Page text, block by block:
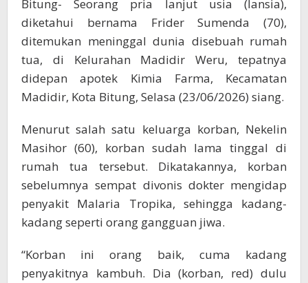
Bitung- Seorang pria lanjut usia (lansia),
diketahui bernama Frider Sumenda (70),
ditemukan meninggal dunia disebuah rumah
tua, di Kelurahan Madidir Weru, tepatnya
didepan apotek Kimia Farma, Kecamatan
Madidir, Kota Bitung, Selasa (23/06/2026) siang.
Menurut salah satu keluarga korban, Nekelin
Masihor (60), korban sudah lama tinggal di
rumah tua tersebut. Dikatakannya, korban
sebelumnya sempat divonis dokter mengidap
penyakit Malaria Tropika, sehingga kadang-
kadang seperti orang gangguan jiwa.
“Korban ini orang baik, cuma kadang
penyakitnya kambuh. Dia (korban, red) dulu